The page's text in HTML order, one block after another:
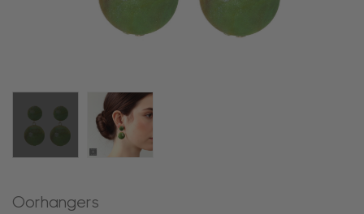
Oorhangers